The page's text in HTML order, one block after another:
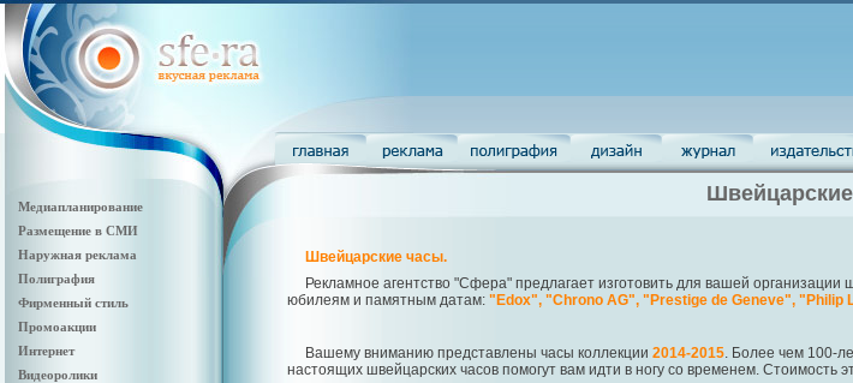
Медиапланирование
Размещение в СМИ
Наружная реклама
Полиграфия
Фирменный стиль
Промоакции
Интернет
Видеоролики
Швейцарские часы.
Рекламное агентство "Сфера" предлагает изготовить для вашей
юбилеям и памятным датам: "Edox", "Chrono AG", "Prestige de Geneve", "Philip
Вашему вниманию представлены часы коллекции 2014-2015. Более чем 100-
настоящих швейцарских часов помогут вам идти в ногу со временем. Стоимость